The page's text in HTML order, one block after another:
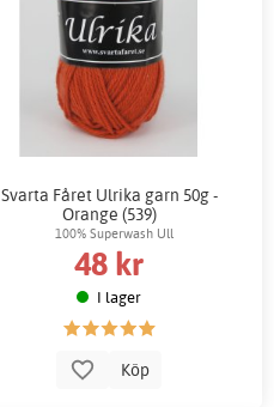
Svarta Fåret Ulrika garn 50g -
Orange (539)
100% Superwash Ull
48 kr
I lager
Köp